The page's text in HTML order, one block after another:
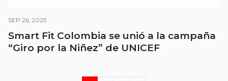
SEP 26, 2025
Smart Fit Colombia se unió a la campaña
“Giro por la Niñez” de UNICEF